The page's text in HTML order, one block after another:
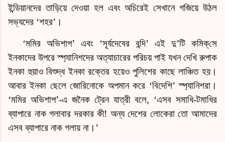
ইন্ডিয়ানদের তাড়িয়ে দেওয়া হল এবং অচিরেই সেখানে গজিয়ে উঠল
সভ্যদের ‘শহর’।
‘মমির অভিশাপ’ এবং ‘সূর্যদেবের বন্দি’ এই দু’টি কমিক্‌সে
ইনকাদের উপরে স্প্যানিশদের অত্যাচারের পরিচয় পাই যখন দেখি রুপাক
ইনকা হুয়াও বিশুদ্ধ ইনকা রক্তের হয়েও পুলিশের কাছে লাঞ্চিত হয়।
আবার ইনকা ছেলে জোরিনোকে অপমান করে ‘বিদেশি’ স্প্যানিশরা।
‘মমির অভিশাপ’-এ জনৈক ট্রেন যাত্রী বলে, ‘এসব সমাধি-টমাধির
ব্যাপারে নাক গলাবার দরকার কী! অন্য দেশের লোকেরা তো আমাদের
এসব ব্যাপারে নাক গলায় না।’